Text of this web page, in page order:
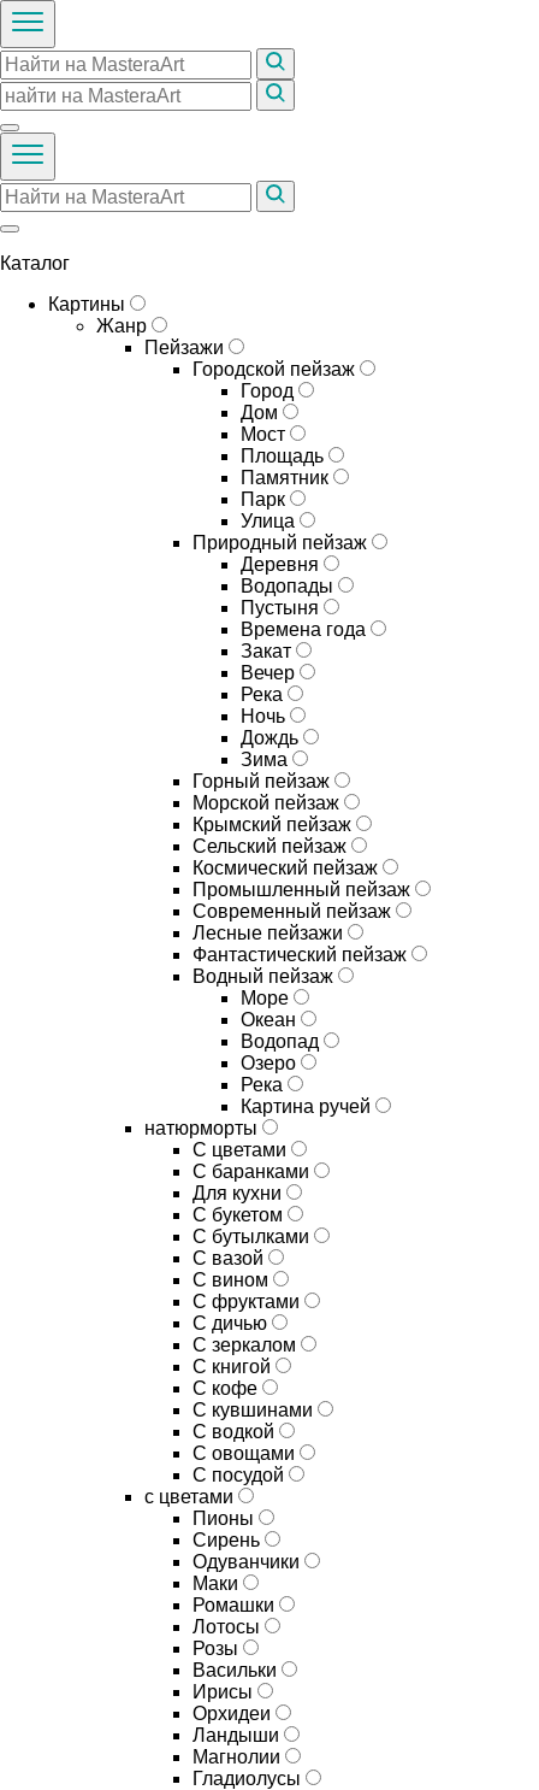
Каталог
Картины
Жанр
Пейзажи
Городской пейзаж
Город
Дом
Мост
Площадь
Памятник
Парк
Улица
Природный пейзаж
Деревня
Водопады
Пустыня
Времена года
Закат
Вечер
Река
Ночь
Дождь
Зима
Горный пейзаж
Морской пейзаж
Крымский пейзаж
Сельский пейзаж
Космический пейзаж
Промышленный пейзаж
Современный пейзаж
Лесные пейзажи
Фантастический пейзаж
Водный пейзаж
Море
Океан
Водопад
Озеро
Река
Картина ручей
натюрморты
С цветами
С баранками
Для кухни
C букетом
C бутылками
C вазой
C вином
C фруктами
C дичью
C зеркалом
C книгой
C кофе
C кувшинами
C водкой
C овощами
C посудой
с цветами
Пионы
Сирень
Одуванчики
Маки
Ромашки
Лотосы
Розы
Васильки
Ирисы
Орхидеи
Ландыши
Магнолии
Гладиолусы